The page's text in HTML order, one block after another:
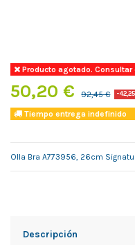
Producto agotado. Consultar
50,20 € 92,45 € -
Tiempo entrega
Olla Bra A773956, 26cm
Descripción